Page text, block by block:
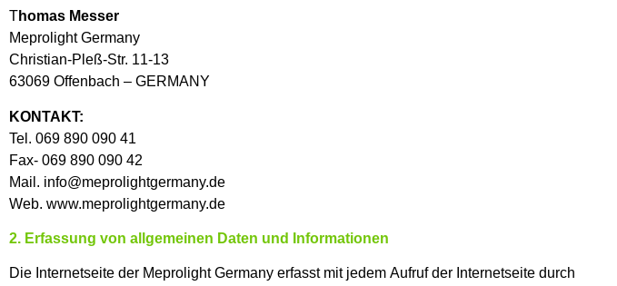
Thomas Messer
Meprolight Germany
Christian-Pleß-Str. 11-13
63069 Offenbach – GERMANY
KONTAKT:
Tel. 069 890 090 41
Fax- 069 890 090 42
Mail. info@meprolightgermany.de
Web. www.meprolightgermany.de
2. Erfassung von allgemeinen Daten und Informationen
Die Internetseite der Meprolight Germany erfasst mit jedem Aufruf der Internetseite durch